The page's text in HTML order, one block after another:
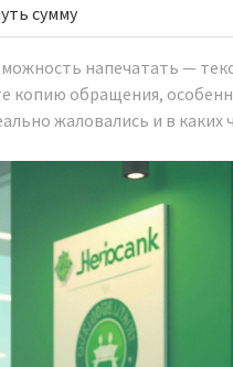
сумму
напечатать —
копию обращения,
жаловались и в каких